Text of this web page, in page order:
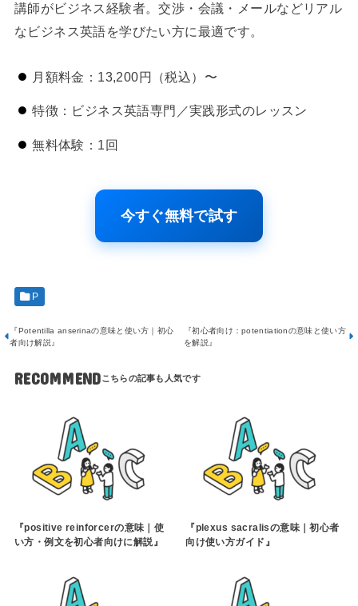
講師がビジネス経験者。交渉・会議・メールなどリアル
なビジネス英語を学びたい方に最適です。
月額料金：13,200円（税込）〜
特徴：ビジネス英語専門／実践形式のレッスン
無料体験：1回
今すぐ無料で試す
P
『Potentilla anserinaの意味と使い方｜初心
者向け解説』
『初心者向け：potentiationの意味と使い方
を解説』
RECOMMEND
『positive reinforcerの意味｜使
い方・例文を初心者向けに解説』
『plexus sacralisの意味｜初心者
向け使い方ガイド』